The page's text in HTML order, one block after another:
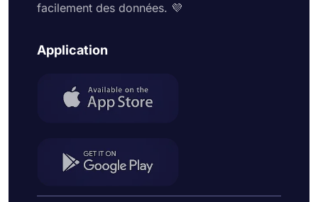
facilement des données. 💜
Application